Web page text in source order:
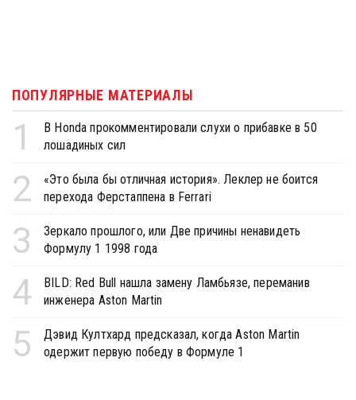
ПОПУЛЯРНЫЕ МАТЕРИАЛЫ
1
В Honda прокомментировали слухи о прибавке в 50
лошадиных сил
2
«Это была бы отличная история». Леклер не боится
перехода Ферстаппена в Ferrari
3
Зеркало прошлого, или Две причины ненавидеть
Формулу 1 1998 года
4
BILD: Red Bull нашла замену Ламбьязе, переманив
инженера Aston Martin
5
Дэвид Култхард предсказал, когда Aston Martin
одержит первую победу в Формуле 1